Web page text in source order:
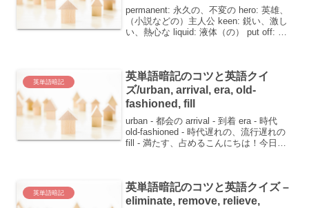
permanent: 永久の、不変の hero: 英雄、
（小説などの）主人公 keen: 鋭い、激し
い、熱心な liquid: 液体（の） put off: 延
英単語暗記
英単語暗記のコツと英語クイ
ズ/urban, arrival, era, old-
fashioned, fill
urban - 都会の arrival - 到着 era - 時代
old-fashioned - 時代遅れの、流行遅れの
fill - 満たす、占めるこんにちは！今日
英単語暗記
英単語暗記のコツと英語クイズ –
eliminate, remove, relieve,